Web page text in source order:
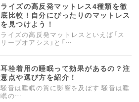
ライズの高反発マットレス4種類を徹
底比較！自分にぴったりのマットレス
を見つけよう！
ライズの高反発マットレスといえば「ス
リープオアシス」と「…
耳栓着用の睡眠って効果があるの？注
意点や選び方を紹介！
騒音は睡眠の質に影響を及ぼす 騒音は睡
眠の…